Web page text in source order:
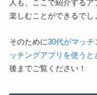
人も、ここで紹介する
楽しむことができるでし
そのために30代がマッチ
ッチングアプリを使うと
後までご覧ください！